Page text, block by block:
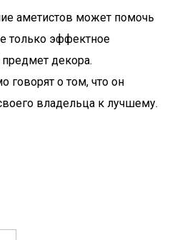
аметистов может помочь
только эффектное
декора.
говорят о том, что он
владельца к лучшему.